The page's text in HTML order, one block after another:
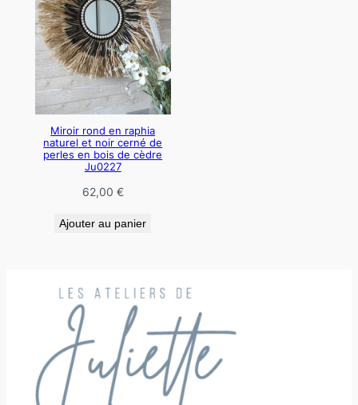
Miroir rond en raphia
naturel et noir cerné de
perles en bois de cèdre
Ju0227
62,00 €
Ajouter au panier